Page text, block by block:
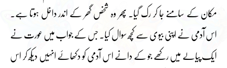
مکان کے سامنے جا کر رک گیا۔ پھر وہ شخص گھر کے اندر داخل ہوتا ہے۔
اس آدمی نے اپنی بیوی سے کچھ سوال کیا۔ جس کے جواب میں عورت نے
ایک پیالے میں رکھے جو کے دانے اس آدمی کو دکھائے انہیں دیکھ کر اس